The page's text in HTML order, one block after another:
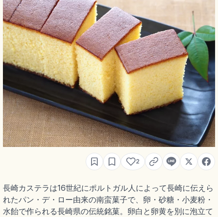
2
長崎カステラは16世紀にポルトガル人によって長崎に伝えら
れたパン・デ・ロー由来の南蛮菓子で、卵・砂糖・小麦粉・
水飴で作られる長崎県の伝統銘菓。卵白と卵黄を別に泡立て